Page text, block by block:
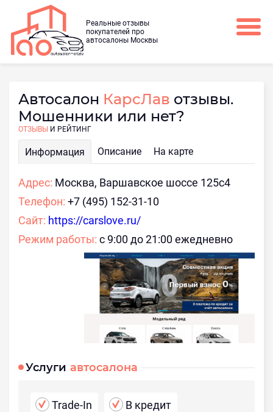
Реальные отзывы
покупателей про
автосалоны Москвы
Автосалон КарсЛав отзывы.
Мошенники или нет?
ОТЗЫВЫ И РЕЙТИНГ
Информация Описание На карте
Адрес: Москва, Варшавское шоссе 125с4
Телефон: +7 (495) 152-31-10
Сайт: https://carslove.ru/
Режим работы: c 9:00 до 21:00 ежедневно
Услуги автосалона
Trade-In В кредит